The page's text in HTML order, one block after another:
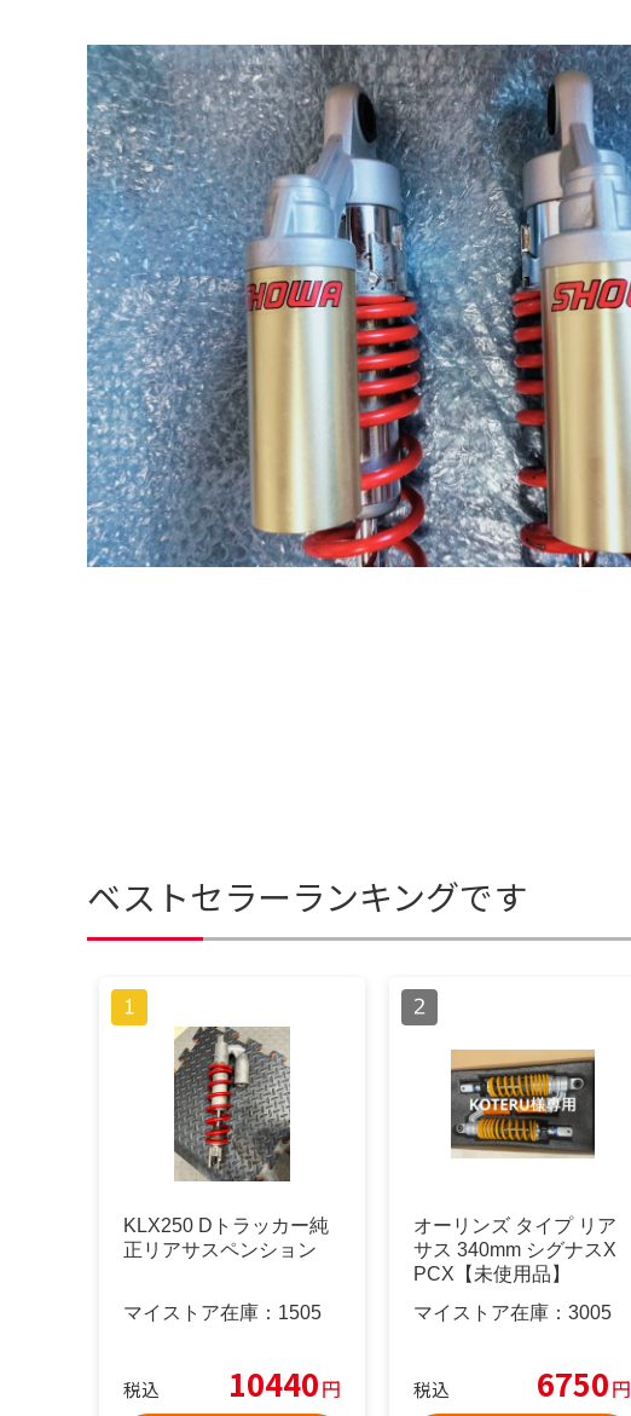
ベストセラーランキングです
KLX250 Dトラッカー純
正リアサスペンション
マイストア在庫： 1505
税込 10440円
オーリンズ タイプ リア
サス 340mm シグナスX
PCX【未使用品】
マイストア在庫： 3005
税込 6750円